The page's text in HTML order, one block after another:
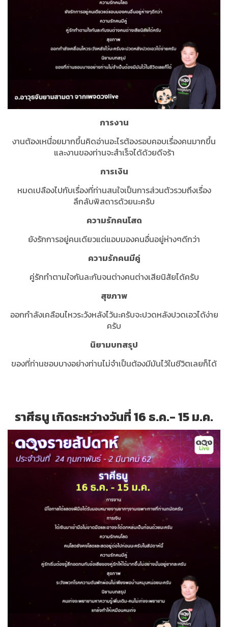
การงาน
งานต้องเหนื่อยมากขึ้นคิดอ่านอะไรต้องรอบคอบเรื่องคนมากขึ้น
และงานของท่านจะสำเร็จได้ด้วยดีจร้า
การเงิน
หมดเปลืองไปกับเรื่องที่ท่านสนใจเป็นการส่วนตัวรวมถึงเรื่อง
ลึกลับพิสดารด้วยนะครับ
ความรักคนโสด
ยังรักการอยู่คนเดียวแต่แอบมองคนอื่นอยู่ห่างๆดีกว่า
ความรักคนมีคู่
คู่รักทำตามใจกันละกันจนต่างคนต่างเสียนิสัยได้ครับ
สุขภาพ
ออกกำลังเคลือนไหวระวังหลังไว้นะครับจะปวดหลังปวดเอวได้ง่าย
ครับ
นิยามบทสรุป
ของที่ท่านชอบบางอย่างท่านไม่จำเป็นต้องมีมันไว้ในชีวิตเลยก็ได้
ราศีธนู เกิดระหว่างวันที่ 16 ธ.ค.- 15 ม.ค.